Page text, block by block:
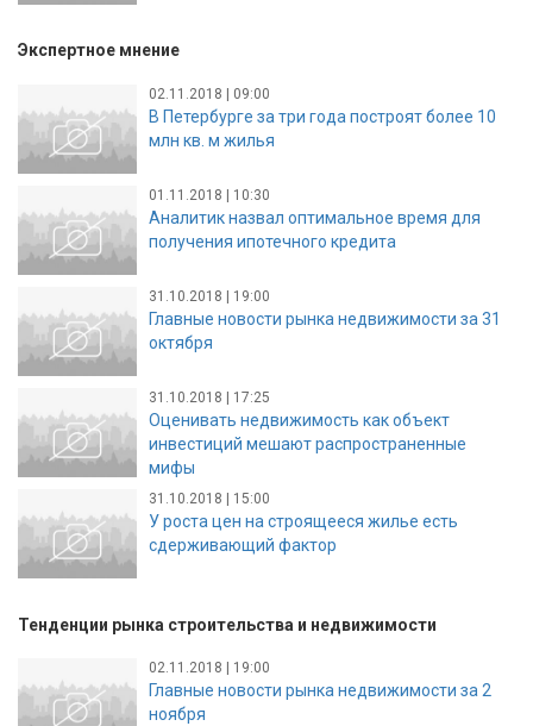
Экспертное мнение
02.11.2018 | 09:00
В Петербурге за три года построят более 10
млн кв. м жилья
01.11.2018 | 10:30
Аналитик назвал оптимальное время для
получения ипотечного кредита
31.10.2018 | 19:00
Главные новости рынка недвижимости за 31
октября
31.10.2018 | 17:25
Оценивать недвижимость как объект
инвестиций мешают распространенные
мифы
31.10.2018 | 15:00
У роста цен на строящееся жилье есть
сдерживающий фактор
Тенденции рынка строительства и недвижимости
02.11.2018 | 19:00
Главные новости рынка недвижимости за 2
ноября